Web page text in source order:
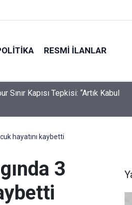
RESMI İLANLAR
Haberleri
hayatını kaybetti
3